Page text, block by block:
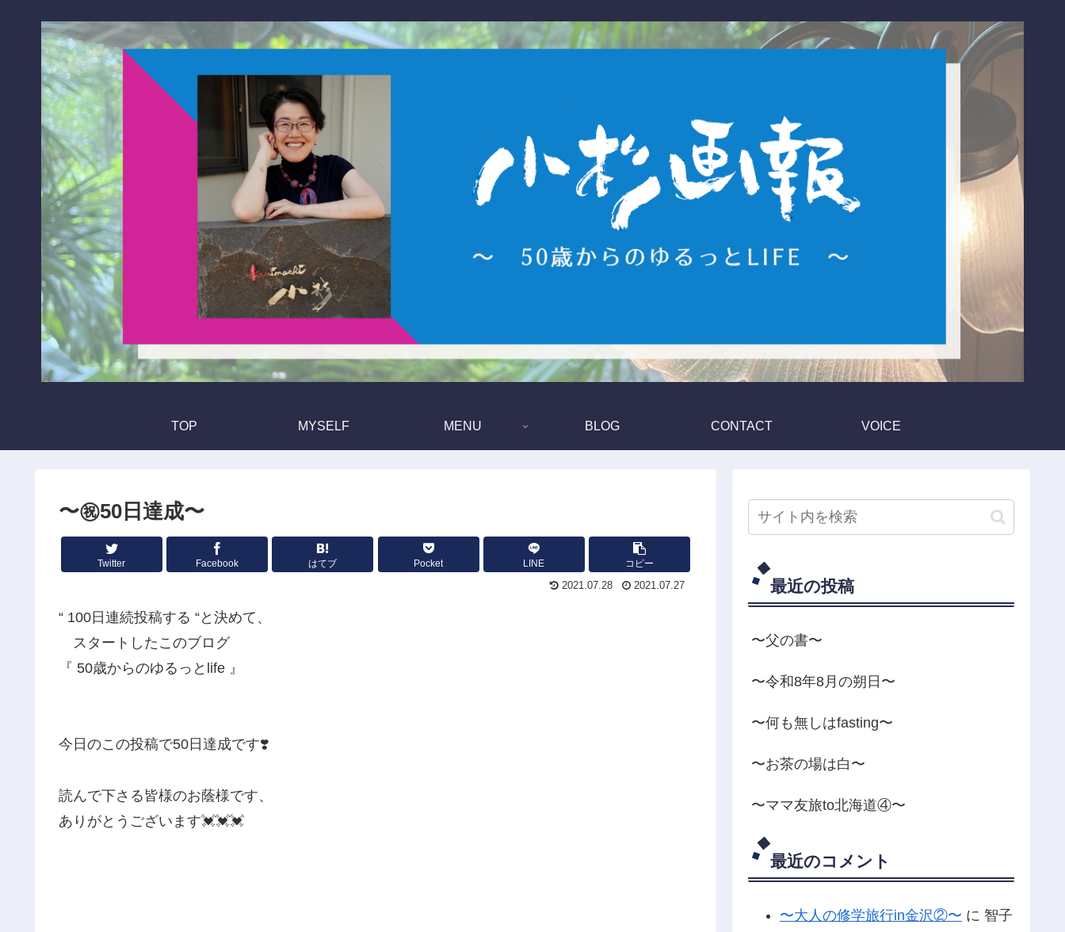
TOP MYSELF MENU BLOG CONTACT VOICE
〜㊗️50日達成〜
Twitter Facebook はてブ Pocket LINE コピー
2021.07.28 2021.07.27
“ 100日連続投稿する “と決めて、
スタートしたこのブログ
『 50歳からのゆるっとlife 』
今日のこの投稿で50日達成です❣️
読んで下さる皆様のお蔭様です、
ありがとうございます💓💓💓
最近の投稿
〜父の書〜
〜令和8年8月の朔日〜
〜何も無しはfasting〜
〜お茶の場は白〜
〜ママ友旅to北海道④〜
最近のコメント
〜大人の修学旅行in金沢②〜 に 智子